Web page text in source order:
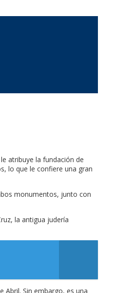
atribuye la fundación de
lo que le confiere una gran
monumentos, junto con
la antigua judería
Abril. Sin embargo, es una